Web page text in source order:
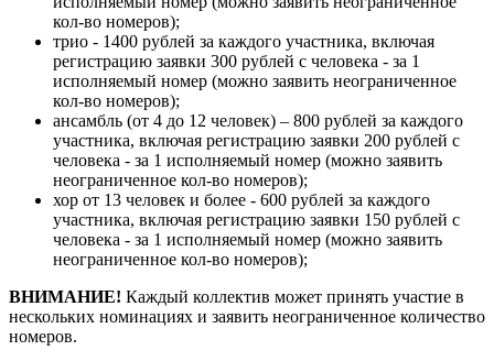
кол-во номеров);
трио - 1400 рублей за каждого участника, включая
регистрацию заявки 300 рублей с человека - за 1
исполняемый номер (можно заявить неограниченное
кол-во номеров);
ансамбль (от 4 до 12 человек) – 800 рублей за каждого
участника, включая регистрацию заявки 200 рублей с
человека - за 1 исполняемый номер (можно заявить
неограниченное кол-во номеров);
хор от 13 человек и более - 600 рублей за каждого
участника, включая регистрацию заявки 150 рублей с
человека - за 1 исполняемый номер (можно заявить
неограниченное кол-во номеров);
ВНИМАНИЕ! Каждый коллектив может принять участие в
нескольких номинациях и заявить неограниченное количество
номеров.